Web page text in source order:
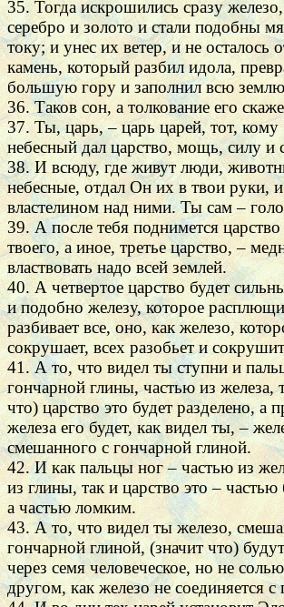
35. Тогда искрошились сразу
серебро и золото и стали подобны
току; и унес их ветер, и не осталось
камень, который разбил идола,
большую гору и заполнил всю
36. Таков сон, а толкование его
37. Ты, царь, – царь царей, тот,
небесный дал царство, мощь, силу и
38. И всюду, где живут люди,
небесные, отдал Он их в твои руки, и
властелином над ними. Ты сам –
39. А после тебя поднимется
твоего, а иное, третье царство, –
властвовать надо всей землей.
40. А четвертое царство будет
и подобно железу, которое
разбивает все, оно, как железо,
сокрушает, всех разобьет и
41. А то, что видел ты ступни и
гончарной глины, частью из железа,
что) царство это будет разделено, а
железа его будет, как видел ты, –
смешанного с гончарной глиной.
42. И как пальцы ног – частью из
из глины, так и царство это –
а частью ломким.
43. А то, что видел ты железо,
гончарной глиной, (значит что)
через семя человеческое, но не
другом, как железо не соединяется с